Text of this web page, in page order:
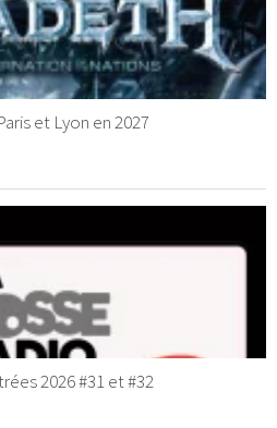
et Lyon en 2027
2026 #31 et #32